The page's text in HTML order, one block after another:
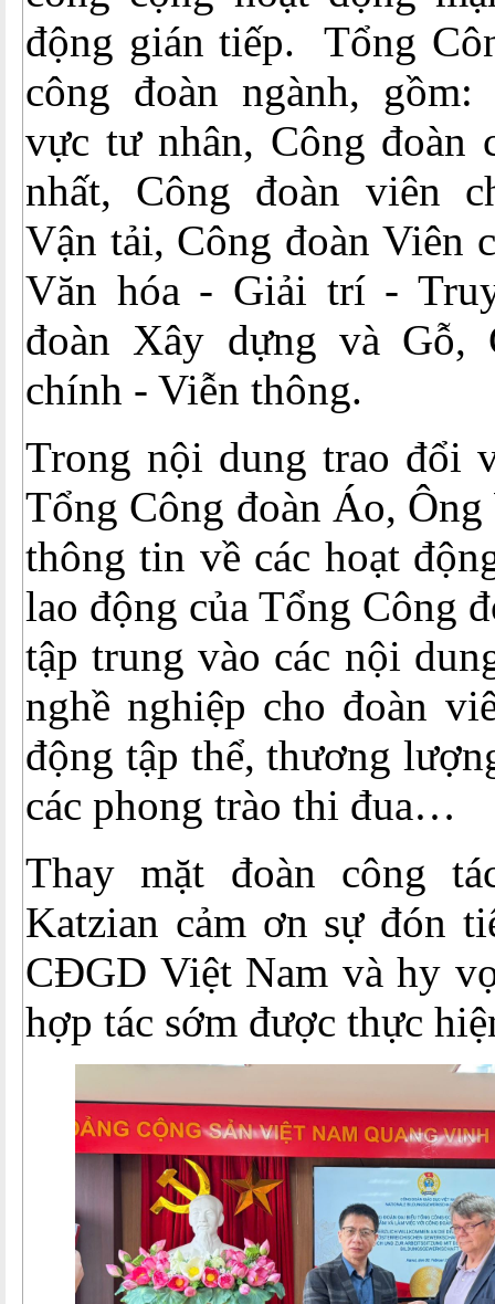
động gián tiếp. Tổng
công đoàn ngành,
vực tư nhân, Công đoàn
nhất, Công đoàn viên
Vận tải, Công đoàn Viên
Văn hóa - Giải trí -
đoàn Xây dựng và Gỗ,
chính - Viễn thông.
Trong nội dung trao đổi
Tổng Công đoàn Áo,
thông tin về các hoạt
lao động của Tổng Công
tập trung vào các nội
nghề nghiệp cho đoàn
động tập thể, thương
các phong trào thi đua…
Thay mặt đoàn công
Katzian cảm ơn sự đón
CĐGD Việt Nam và hy
hợp tác sớm được thực